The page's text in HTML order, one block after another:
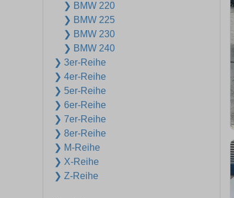
❯ BMW 220
❯ BMW 225
❯ BMW 230
❯ BMW 240
❯ 3er-Reihe
❯ 4er-Reihe
❯ 5er-Reihe
❯ 6er-Reihe
❯ 7er-Reihe
❯ 8er-Reihe
❯ M-Reihe
❯ X-Reihe
❯ Z-Reihe